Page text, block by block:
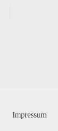
Impressum